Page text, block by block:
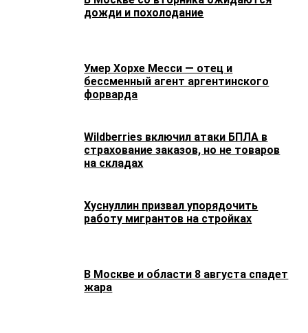
дожди и похолодание
Умер Хорхе Месси — отец и
бессменный агент аргентинского
форварда
Wildberries включил атаки БПЛА в
страхование заказов, но не товаров
на складах
Хуснуллин призвал упорядочить
работу мигрантов на стройках
В Москве и области 8 августа спадет
жара